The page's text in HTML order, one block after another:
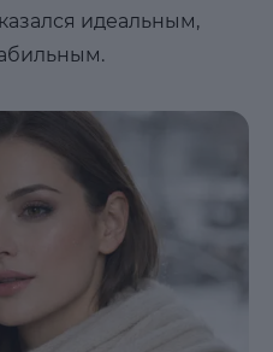
идеальным,